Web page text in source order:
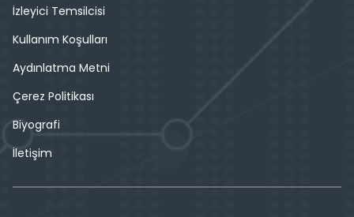
İzleyici Temsilcisi
Kullanım Koşulları
Aydınlatma Metni
Çerez Politikası
Biyografi
İletişim